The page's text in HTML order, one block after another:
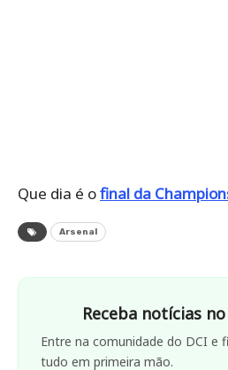
Que dia é ofinal da
Arsenal
Receba notícias
Entre na comunidade do DCI e
tudo em primeira mão.